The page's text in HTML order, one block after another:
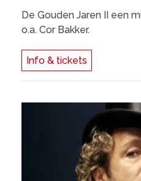
De Gouden Jaren II een
o.a. Cor Bakker.
Info & tickets